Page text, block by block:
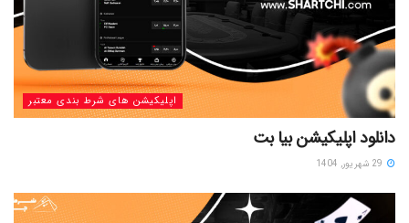
اپلیکیشن های شرط بندی معتبر
دانلود اپلیکیشن بیا بت